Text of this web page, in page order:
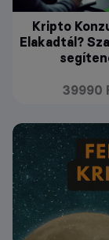
Kripto
Elakadtál?
39990